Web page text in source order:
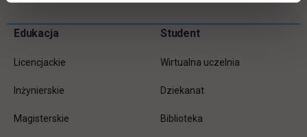
Pomiń
Informacje w stopce
Edukacja
Licencjackie
Inżynierskie
Magisterskie
Student
Wirtualna uczelnia
Dziekanat
Biblioteka